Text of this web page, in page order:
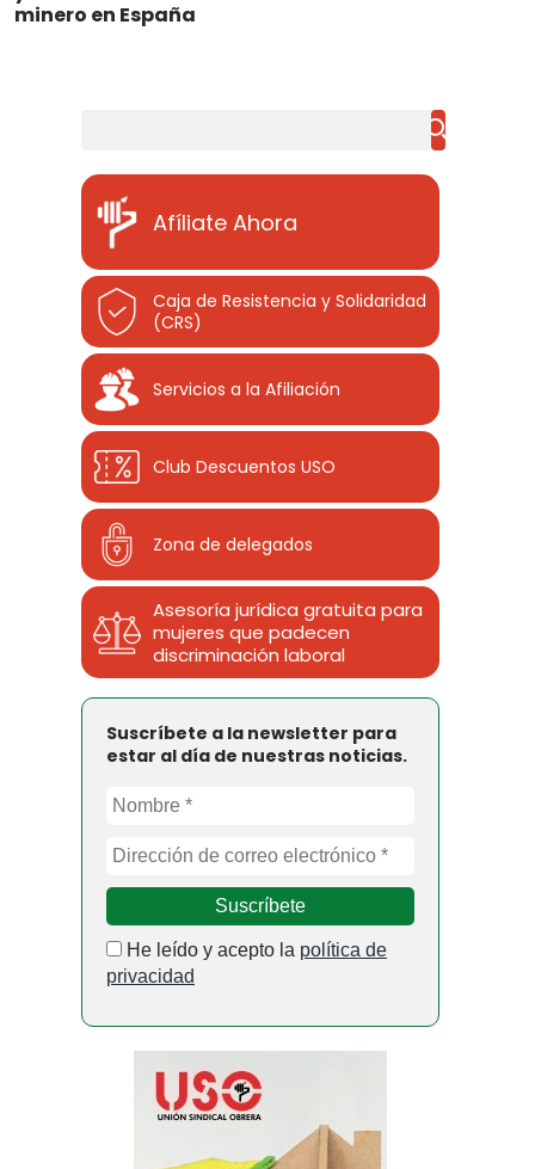
minero en España
Afíliate Ahora
Caja de Resistencia y Solidaridad
(CRS)
Servicios a la Afiliación
Club Descuentos USO
Zona de delegados
Asesoría jurídica gratuita para
mujeres que padecen
discriminación laboral
Suscríbete a la newsletter para
estar al día de nuestras noticias.
He leído y acepto la política de
privacidad